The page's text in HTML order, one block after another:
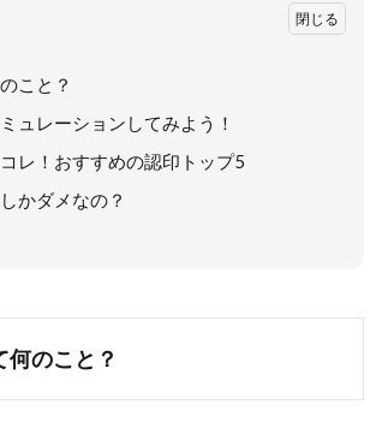
こと？
ュレーションしてみよう！
レ！おすすめの認印トップ5
かダメなの？
何のこと？